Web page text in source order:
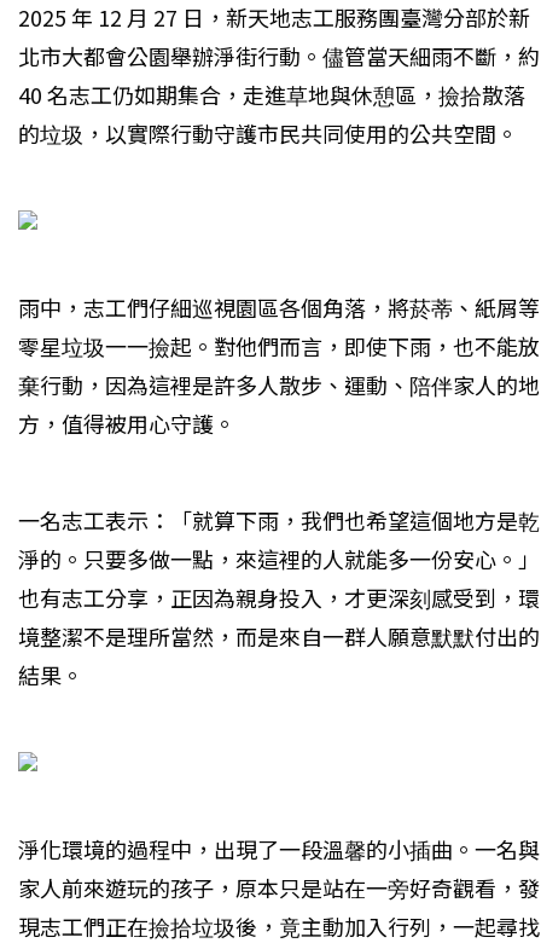
2025 年 12 月 27 日，新天地志工服務團臺灣分部於新
北市大都會公園舉辦淨街行動。儘管當天細雨不斷，約
40 名志工仍如期集合，走進草地與休憩區，撿拾散落
的垃圾，以實際行動守護市民共同使用的公共空間。
雨中，志工們仔細巡視園區各個角落，將菸蒂、紙屑等
零星垃圾一一撿起。對他們而言，即使下雨，也不能放
棄行動，因為這裡是許多人散步、運動、陪伴家人的地
方，值得被用心守護。
一名志工表示：「就算下雨，我們也希望這個地方是乾
淨的。只要多做一點，來這裡的人就能多一份安心。」
也有志工分享，正因為親身投入，才更深刻感受到，環
境整潔不是理所當然，而是來自一群人願意默默付出的
結果。
淨化環境的過程中，出現了一段溫馨的小插曲。一名與
家人前來遊玩的孩子，原本只是站在一旁好奇觀看，發
現志工們正在撿拾垃圾後，竟主動加入行列，一起尋找